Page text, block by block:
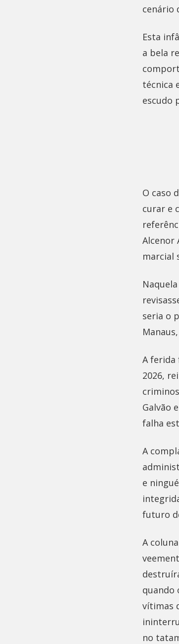
cenário
Esta
a bela
técnica
escudo
O caso
curar e
Alcenor
marcial
seria o
A ferida
2026,
Galvão
falha
A
e
futuro
A
quando
vítimas
no